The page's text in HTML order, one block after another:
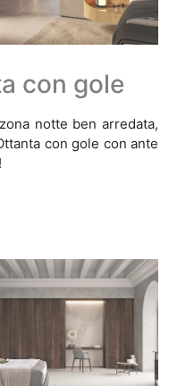
con gole
notte ben arredata,
con gole con ante